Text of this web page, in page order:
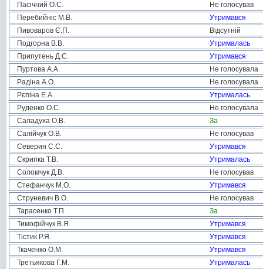
Пасічний О.С.
Не голосував
Перебийніс М.В.
Утримався
Пивоваров Є.П.
Відсутній
Подгорна В.В.
Утрималась
Припутень Д.С.
Утримався
Пуртова А.А.
Не голосувала
Радіна А.О.
Не голосувала
Рєпіна Е.А.
Утрималась
Руденко О.С.
Не голосувала
Саладуха О.В.
За
Салійчук О.В.
Не голосував
Северин С.С.
Утримався
Скрипка Т.В.
Утрималась
Соломчук Д.В.
Не голосував
Стефанчук М.О.
Утримався
Струневич В.О.
Не голосував
Тарасенко Т.П.
За
Тимофійчук В.Я.
Утримався
Тістик Р.Я.
Утримався
Ткаченко О.М.
Утримався
Третьякова Г.М.
Утрималась